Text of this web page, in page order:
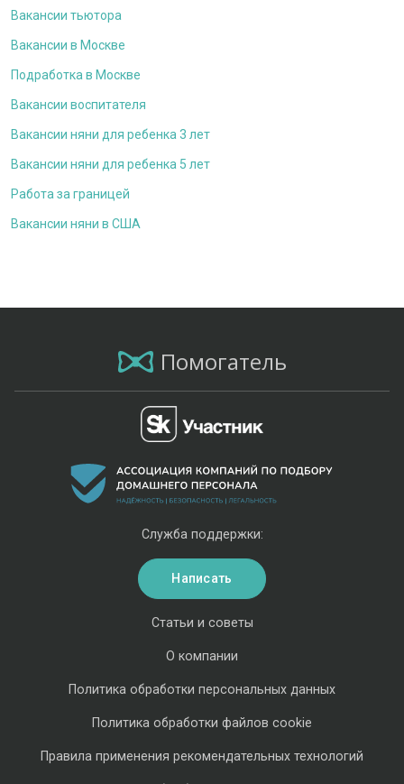
Вакансии тьютора
Вакансии в Москве
Подработка в Москве
Вакансии воспитателя
Вакансии няни для ребенка 3 лет
Вакансии няни для ребенка 5 лет
Работа за границей
Вакансии няни в США
Помогатель
Статьи и советы
О компании
Политика обработки персональных данных
Политика обработки файлов cookie
Правила применения рекомендательных технологий
Служба поддержки:
Написать